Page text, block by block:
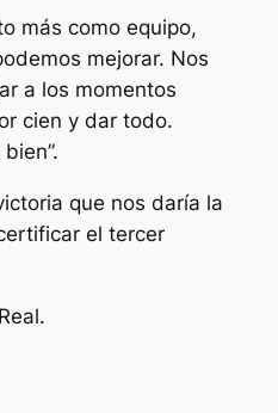
más como equipo,
mejorar. Nos
a los momentos
cien y dar todo.
que nos daría la
el tercer